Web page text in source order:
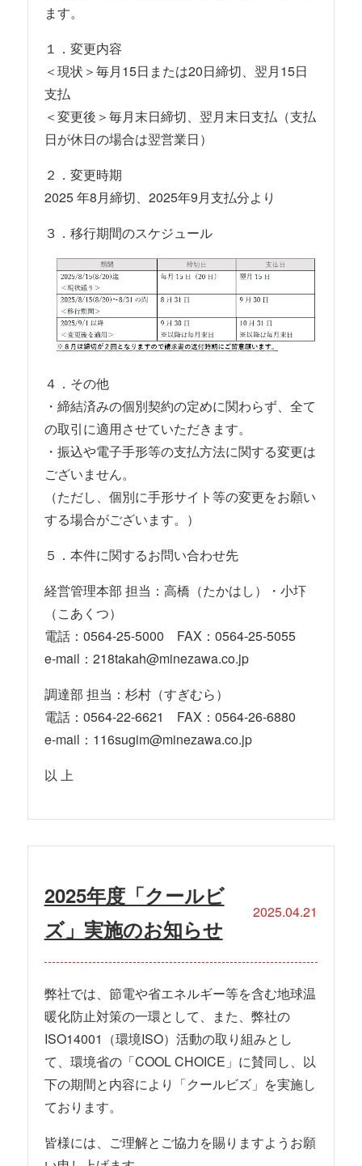
ます。
１．変更内容
＜現状＞毎月15日または20日締切、翌月15日
支払
＜変更後＞毎月末日締切、翌月末日支払（支払
日が休日の場合は翌営業日）
２．変更時期
2025 年8月締切、2025年9月支払分より
３．移行期間のスケジュール
４．その他
・締結済みの個別契約の定めに関わらず、全て
の取引に適用させていただきます。
・振込や電子手形等の支払方法に関する変更は
ございません。
（ただし、個別に手形サイト等の変更をお願い
する場合がございます。）
５．本件に関するお問い合わせ先
経営管理本部 担当：高橋（たかはし）・小圷
（こあくつ）
電話：0564-25-5000 FAX：0564-25-5055
e-mail：218takah@minezawa.co.jp
調達部 担当：杉村（すぎむら）
電話：0564-22-6621 FAX：0564-26-6880
e-mail：116sugim@minezawa.co.jp
以 上
2025年度「クールビ
ズ」実施のお知らせ
2025.04.21
弊社では、節電や省エネルギー等を含む地球温
暖化防止対策の一環として、また、弊社の
ISO14001（環境ISO）活動の取り組みとし
て、環境省の「COOL CHOICE」に賛同し、以
下の期間と内容により「クールビズ」を実施し
ております。
皆様には、ご理解とご協力を賜りますようお願